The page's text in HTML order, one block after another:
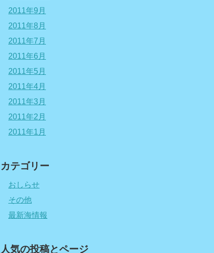
2011年9月
2011年8月
2011年7月
2011年6月
2011年5月
2011年4月
2011年3月
2011年2月
2011年1月
カテゴリー
おしらせ
その他
最新海情報
人気の投稿とページ